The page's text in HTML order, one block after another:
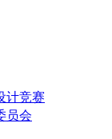
计竞赛